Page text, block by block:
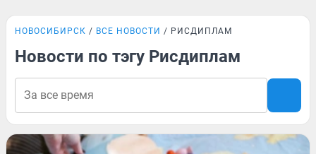
НОВОСИБИРСК ВСЕ НОВОСТИ РИСДИПЛАМ
Новости по тэгу Рисдиплам